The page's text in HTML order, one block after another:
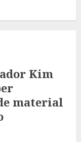
Kim
material